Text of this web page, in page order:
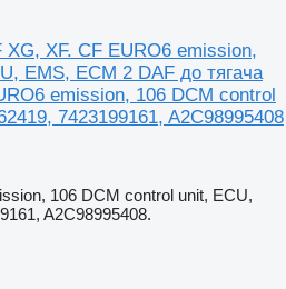
XF. CF EURO6 emission,
EMS, ECM 2 DAF до тягача
emission, 106 DCM control
7423199161, A2C98995408
106 DCM control unit, ECU,
A2C98995408.